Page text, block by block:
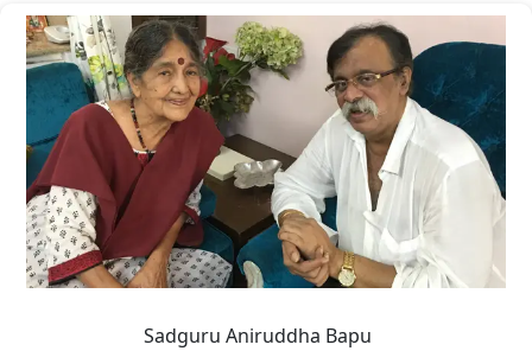
Sadguru Aniruddha Bapu